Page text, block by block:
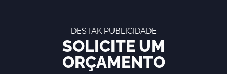
DESTAK PUBLICIDADE
SOLICITE UM
ORÇAMENTO